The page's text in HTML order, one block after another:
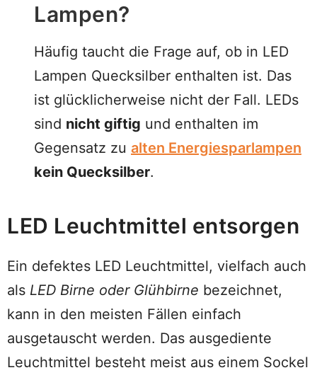
Lampen?
Häufig taucht die Frage auf, ob in LED
Lampen Quecksilber enthalten ist. Das
ist glücklicherweise nicht der Fall. LEDs
sind nicht giftig und enthalten im
Gegensatz zu alten Energiesparlampen
kein Quecksilber.
LED Leuchtmittel entsorgen
Ein defektes LED Leuchtmittel, vielfach auch
als LED Birne oder Glühbirne bezeichnet,
kann in den meisten Fällen einfach
ausgetauscht werden. Das ausgediente
Leuchtmittel besteht meist aus einem Sockel